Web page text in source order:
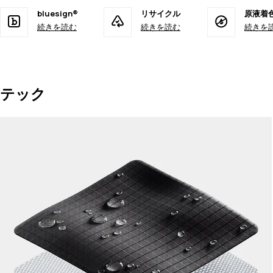
bluesign®
続きを読む
リサイクル
続きを読む
原液着
続きを
テック